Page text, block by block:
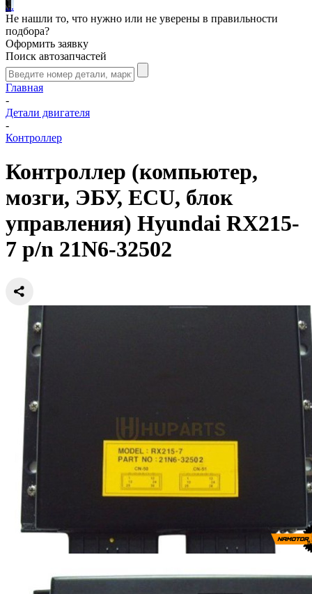
...
Не нашли то, что нужно или не уверены в правильности
подбора?
Оформить заявку
Поиск автозапчастей
Главная
-
Детали двигателя
-
Контроллер
Контроллер (компьютер,
мозги, ЭБУ, ECU, блок
управления) Hyundai RX215-
7 p/n 21N6-32502